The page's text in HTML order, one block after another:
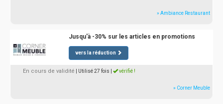
» Ambiance Restaurant
Jusqu'à -30% sur les articles en promotions
vers la réduction
En cours de validité | Utilisé 27 fois vérifié !
» Corner Meuble